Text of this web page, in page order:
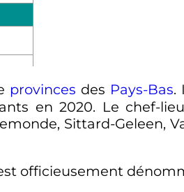
provinces des Pays-Bas.
en 2020. Le chef-
Sittard-Geleen,
officieusement